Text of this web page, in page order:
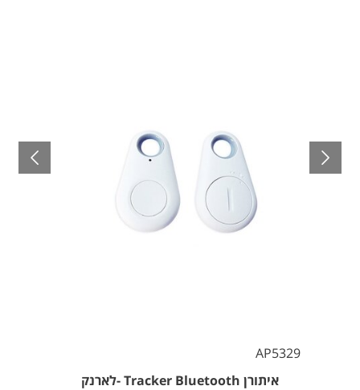
AP5329
איתורן Tracker Bluetooth -לארנק